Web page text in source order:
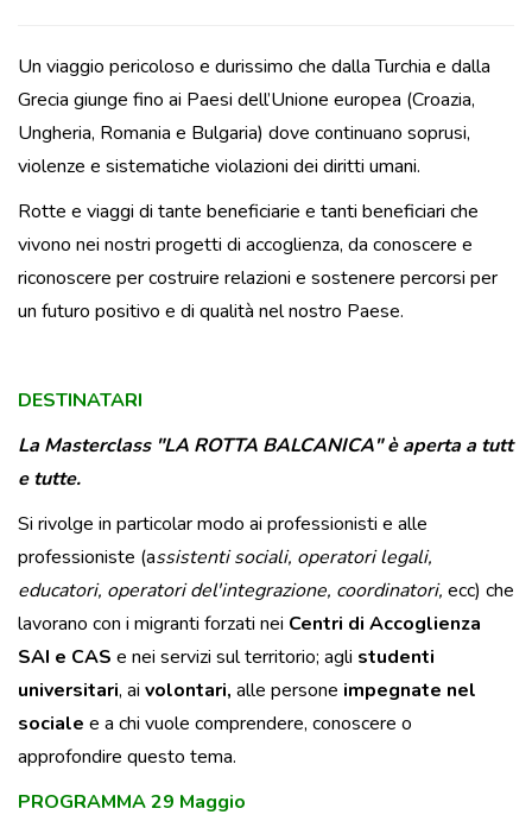
Un viaggio pericoloso e durissimo che dalla Turchia e dalla
Grecia giunge fino ai Paesi dell’Unione europea (Croazia,
Ungheria, Romania e Bulgaria) dove continuano soprusi,
violenze e sistematiche violazioni dei diritti umani.
Rotte e viaggi di tante beneficiarie e tanti beneficiari che
vivono nei nostri progetti di accoglienza, da conoscere e
riconoscere per costruire relazioni e sostenere percorsi per
un futuro positivo e di qualità nel nostro Paese.
DESTINATARI
La Masterclass "LA ROTTA BALCANICA" è aperta a tutt
e tutte.
Si rivolge in particolar modo ai professionisti e alle
professioniste (assistenti sociali, operatori legali,
educatori, operatori del'integrazione, coordinatori, ecc) che
lavorano con i migranti forzati nei Centri di Accoglienza
SAI e CAS e nei servizi sul territorio; agli studenti
universitari, ai volontari, alle persone impegnate nel
sociale e a chi vuole comprendere, conoscere o
approfondire questo tema.
PROGRAMMA 29 Maggio